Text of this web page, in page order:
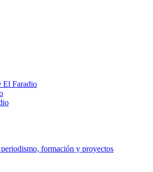
El Faradio
formación y proyectos